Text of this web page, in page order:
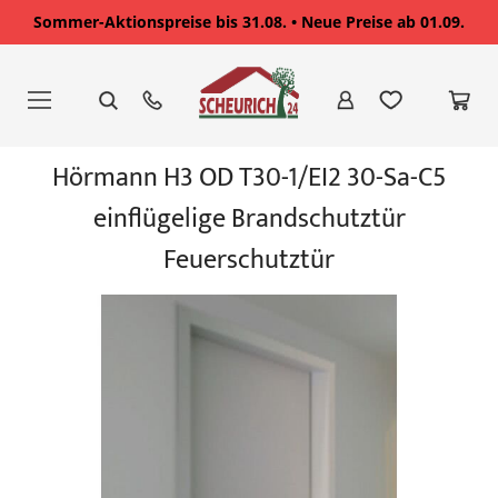
Sommer-Aktionspreise bis 31.08. • Neue Preise ab 01.09.
springen
Hörmann H3 OD T30-1/EI2 30-Sa-C5
einflügelige Brandschutztür
Feuerschutztür